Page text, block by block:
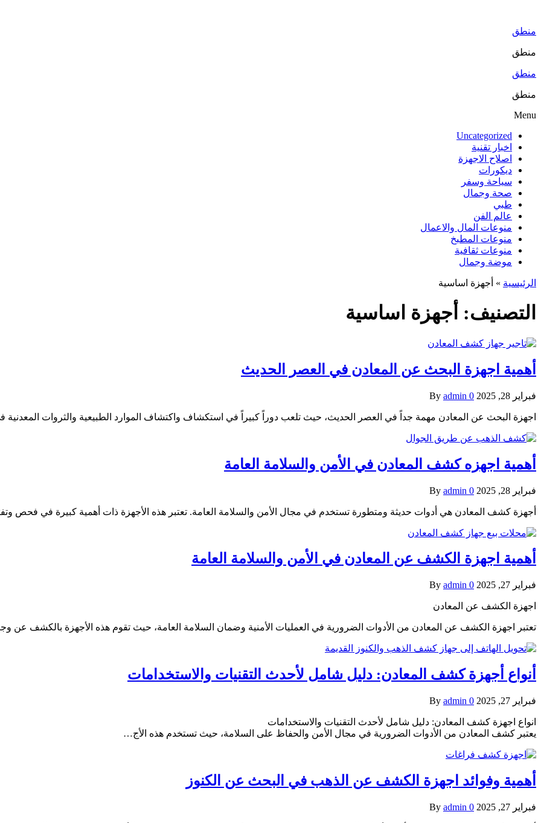
the
منطق
منطق
منطق
منطق
Menu
Uncategorized
اخبار تقنية
اصلاح الاجهزة
ديكورات
سياحة وسفر
صحة وجمال
طبي
عالم الفن
منوعات المال والاعمال
منوعات المطبخ
منوعات ثقافية
موضة وجمال
الرئيسية » أجهزة اساسية
التصنيف: أجهزة اساسية
أهمية اجهزة البحث عن المعادن في العصر الحديث
فبراير 28, 2025 By admin 0
اجهزة البحث عن المعادن مهمة جداً في العصر الحديث، حيث تلعب دوراً كبيراً في استكشاف واكتشاف الموارد الطبيعية والثروات المعدنية
أهمية اجهزه كشف المعادن في الأمن والسلامة العامة
فبراير 28, 2025 By admin 0
أجهزة كشف المعادن هي أدوات حديثة ومتطورة تستخدم في مجال الأمن والسلامة العامة. تعتبر هذه الأجهزة ذات أهمية كبيرة في فحص
أهمية اجهزة الكشف عن المعادن في الأمن والسلامة العامة
فبراير 27, 2025 By admin 0
اجهزة الكشف عن المعادن
تعتبر اجهزة الكشف عن المعادن من الأدوات الضرورية في العمليات الأمنية وضمان السلامة العامة، حيث تقوم هذه الأجهزة بالكشف عن
أنواع أجهزة كشف المعادن: دليل شامل لأحدث التقنيات والاستخدامات
فبراير 27, 2025 By admin 0
انواع اجهزة كشف المعادن: دليل شامل لأحدث التقنيات والاستخدامات
يعتبر كشف المعادن من الأدوات الضرورية في مجال الأمن والحفاظ على السلامة، حيث تستخدم هذه الأج…
أهمية وفوائد اجهزة الكشف عن الذهب في البحث عن الكنوز
فبراير 27, 2025 By admin 0